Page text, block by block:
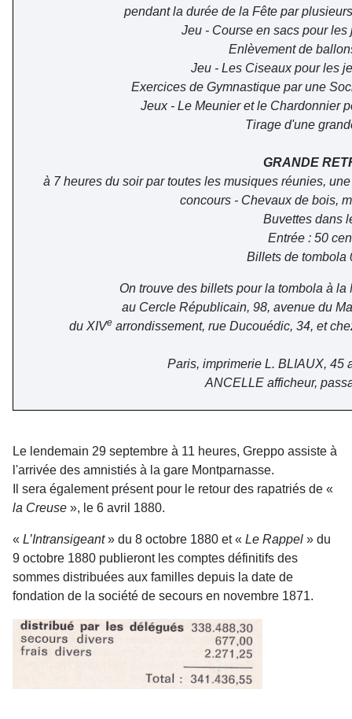
pendant la durée de la Fête par
Jeu - Course en sacs pour
Enlèvement de
Jeu - Les Ciseaux pour les
Exercices de Gymnastique par une
Jeux - Le Meunier et le Chardonnier
Tirage d'une
GRANDE
à 7 heures du soir par toutes les musiques réunies,
concours - Chevaux de bois,
Buvettes dans
Entrée : 50
Billets de tombola
On trouve des billets pour la tombola à
au Cercle Républicain, 98, avenue du
du XIVe arrondissement, rue Ducouédic, 34, et
Paris, imprimerie L. BLIAUX, 45
ANCELLE afficheur,
Le lendemain 29 septembre à 11 heures, Greppo assiste à
l'arrivée des amnistiés à la gare Montparnasse.
Il sera également présent pour le retour des rapatriés de «
la Creuse », le 6 avril 1880.
« L’Intransigeant» du 8 octobre 1880 et « Le Rappel » du
9 octobre 1880 publieront les comptes définitifs des
sommes distribuées aux familles depuis la date de
fondation de la société de secours en novembre 1871.